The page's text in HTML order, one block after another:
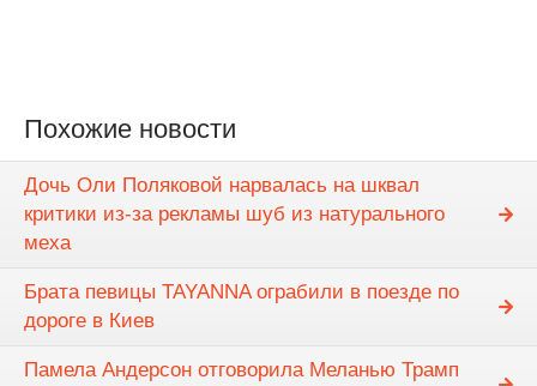
Похожие новости
Дочь Оли Поляковой нарвалась на шквал
критики из-за рекламы шуб из натурального
меха
Брата певицы TAYANNA ограбили в поезде по
дороге в Киев
Памела Андерсон отговорила Меланью Трамп